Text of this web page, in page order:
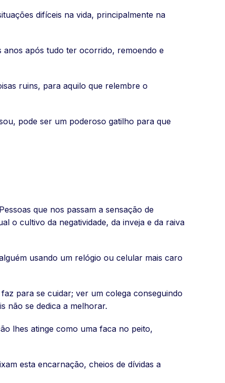
difíceis na vida, principalmente na
anos após tudo ter ocorrido, remoendo e
ruins, para aquilo que relembre o
pode ser um poderoso gatilho para que
que nos passam a sensação de
o cultivo da negatividade, da inveja e da raiva
usando um relógio ou celular mais caro
para se cuidar; ver um colega conseguindo
não se dedica a melhorar.
lhes atinge como uma faca no peito,
esta encarnação, cheios de dívidas a